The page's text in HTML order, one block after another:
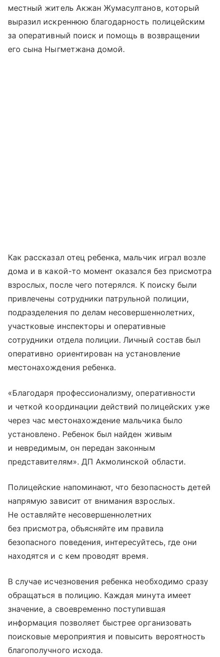
местный житель Акжан Жумасултанов, который
выразил искреннюю благодарность полицейским
за оперативный поиск и помощь в возвращении
его сына Ныгметжана домой.
Как рассказал отец ребенка, мальчик играл возле
дома и в какой-то момент оказался без присмотра
взрослых, после чего потерялся. К поиску были
привлечены сотрудники патрульной полиции,
подразделения по делам несовершеннолетних,
участковые инспекторы и оперативные
сотрудники отдела полиции. Личный состав был
оперативно ориентирован на установление
местонахождения ребенка.
«Благодаря профессионализму, оперативности
и четкой координации действий полицейских уже
через час местонахождение мальчика было
установлено. Ребенок был найден живым
и невредимым, он передан законным
представителям». ДП Акмолинской области.
Полицейские напоминают, что безопасность детей
напрямую зависит от внимания взрослых.
Не оставляйте несовершеннолетних
без присмотра, объясняйте им правила
безопасного поведения, интересуйтесь, где они
находятся и с кем проводят время.
В случае исчезновения ребенка необходимо сразу
обращаться в полицию. Каждая минута имеет
значение, а своевременно поступившая
информация позволяет быстрее организовать
поисковые мероприятия и повысить вероятность
благополучного исхода.